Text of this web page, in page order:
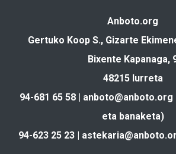
Anboto.org
Gertuko Koop S., Gizarte
Bixente Kapanaga,
48215 Iurreta
94-681 65 58 | anboto@anboto.org
eta banaketa)
94-623 25 23 |